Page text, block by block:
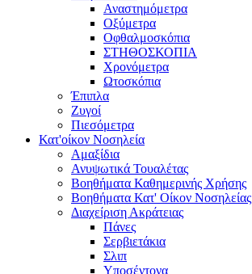
Αναστημόμετρα
Οξύμετρα
Οφθαλμοσκόπια
ΣΤΗΘΟΣΚΟΠΙΑ
Χρονόμετρα
Ωτοσκόπια
Έπιπλα
Ζυγοί
Πιεσόμετρα
Κατ'οίκον Νοσηλεία
Αμαξίδια
Ανυψωτικά Τουαλέτας
Βοηθήματα Καθημερινής Χρήσης
Βοηθήματα Κατ' Οίκον Νοσηλείας
Διαχείριση Ακράτειας
Πάνες
Σερβιετάκια
Σλιπ
Υποσέντονα